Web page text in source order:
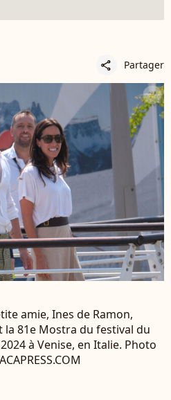
share Partager
amie, Ines de Ramon,
81e Mostra du festival du
à Venise, en Italie. Photo